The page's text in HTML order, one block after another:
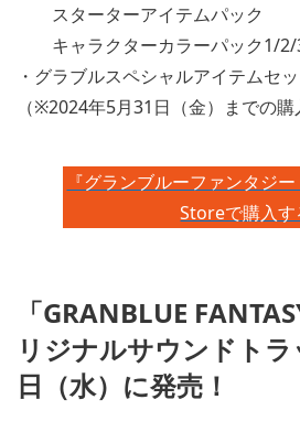
スターターアイテムパック
キャラクターカラーパック1/2/
・グラブルスペシャルアイテムセ
（※2024年5月31日（金）までの購
『グランブルーファンタジ
Storeで購入す
「GRANBLUE
リジナルサウンドト
日（水）に発売！